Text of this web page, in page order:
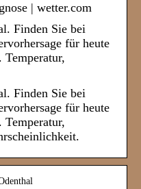
| wetter.com
Finden Sie bei
für heute
Temperatur,
Finden Sie bei
für heute
Temperatur,